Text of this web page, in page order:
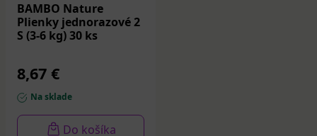
BAMBO Nature
Plienky jednorazové 2
S (3-6 kg) 30 ks
8,67 €
Na sklade
Do košíka